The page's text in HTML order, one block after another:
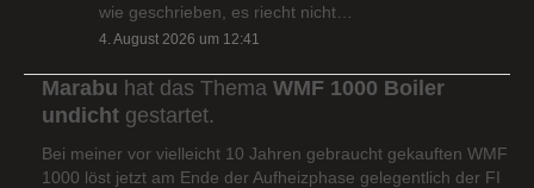
wie geschrieben, es riecht nicht…
4. August 2026 um 12:41
Marabu hat das Thema WMF 1000 Boiler
undicht gestartet.
Bei meiner vor vielleicht 10 Jahren gebraucht gekauften WMF
1000 löst jetzt am Ende der Aufheizphase gelegentlich der FI